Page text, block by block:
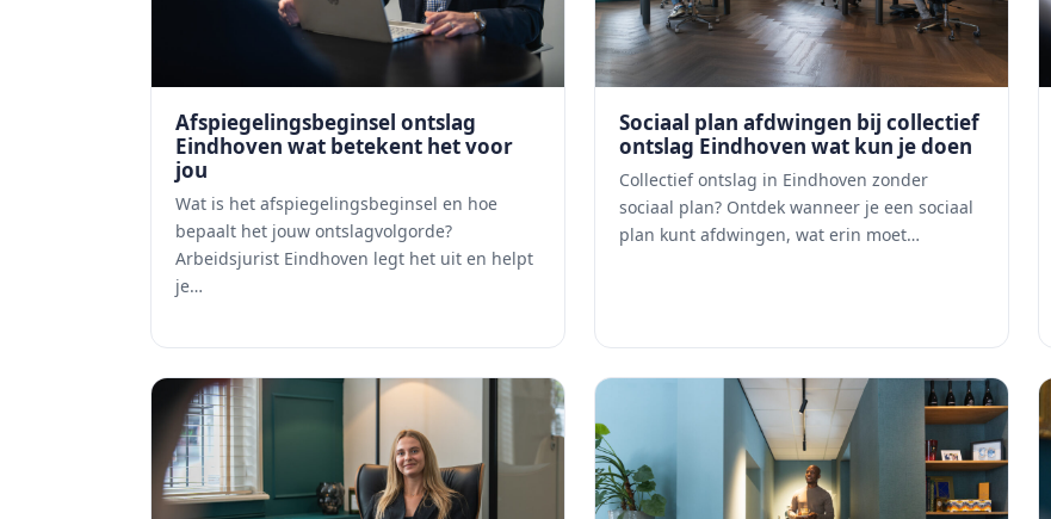
Afspiegelingsbeginsel ontslag
Eindhoven wat betekent het voor
jou
Wat is het afspiegelingsbeginsel en hoe
bepaalt het jouw ontslagvolgorde?
Arbeidsjurist Eindhoven legt het uit en helpt
je…
Sociaal plan afdwingen bij collectief
ontslag Eindhoven wat kun je doen
Collectief ontslag in Eindhoven zonder
sociaal plan? Ontdek wanneer je een sociaal
plan kunt afdwingen, wat erin moet…